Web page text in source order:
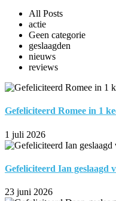
All Posts
actie
Geen categorie
geslaagden
nieuws
reviews
Gefeliciteerd Romee in 1
1 juli 2026
Gefeliciteerd Ian geslaagd
23 juni 2026